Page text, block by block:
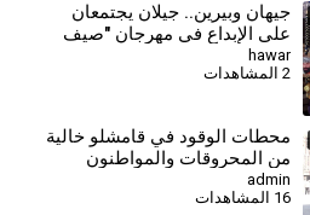
جيهان وبيرين.. جيلان يجتمعان
على الإبداع في مهرجان "صيف
قامشلو"
hawar
2 المشاهدات
⁣محطات الوقود في قامشلو خالية
من المحروقات والمواطنون
يطالبون بحل أزمة الوقود والعملة
admin
16 المشاهدات